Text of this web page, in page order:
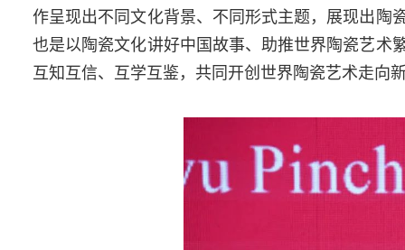
作呈现出不同文化背景、不同形式主题，展现出陶
也是以陶瓷文化讲好中国故事、助推世界陶瓷艺术
互知互信、互学互鉴，共同开创世界陶瓷艺术走向